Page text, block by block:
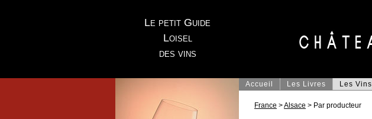
Le petit Guide
Loisel
des vins
Accueil Les Livres Les Vins
France >Alsace > Par producteur